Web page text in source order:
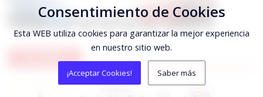
UNICORNIOS
Consentimiento de Cookies
Esta WEB utiliza cookies para garantizar la mejor experiencia
en nuestro sitio web.
¡Acceptar Cookies! Saber más